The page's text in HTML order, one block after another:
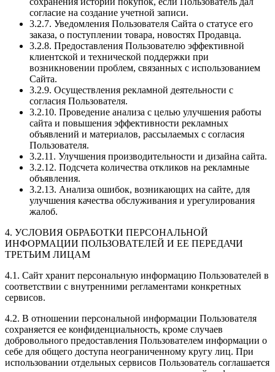
согласие на создание учетной записи.
3.2.7. Уведомления Пользователя Сайта о статусе его
заказа, о поступлении товара, новостях Продавца.
3.2.8. Предоставления Пользователю эффективной
клиентской и технической поддержки при
возникновении проблем, связанных с использованием
Сайта.
3.2.9. Осуществления рекламной деятельности с
согласия Пользователя.
3.2.10. Проведение анализа с целью улучшения работы
сайта и повышения эффективности рекламных
объявлений и материалов, рассылаемых с согласия
Пользователя.
3.2.11. Улучшения производительности и дизайна сайта.
3.2.12. Подсчета количества откликов на рекламные
объявления.
3.2.13. Анализа ошибок, возникающих на сайте, для
улучшения качества обслуживания и урегулирования
жалоб.
4. УСЛОВИЯ ОБРАБОТКИ ПЕРСОНАЛЬНОЙ
ИНФОРМАЦИИ ПОЛЬЗОВАТЕЛЕЙ И ЕЕ ПЕРЕДАЧИ
ТРЕТЬИМ ЛИЦАМ
4.1. Сайт хранит персональную информацию Пользователей в
соответствии с внутренними регламентами конкретных
сервисов.
4.2. В отношении персональной информации Пользователя
сохраняется ее конфиденциальность, кроме случаев
добровольного предоставления Пользователем информации о
себе для общего доступа неограниченному кругу лиц. При
использовании отдельных сервисов Пользователь соглашается